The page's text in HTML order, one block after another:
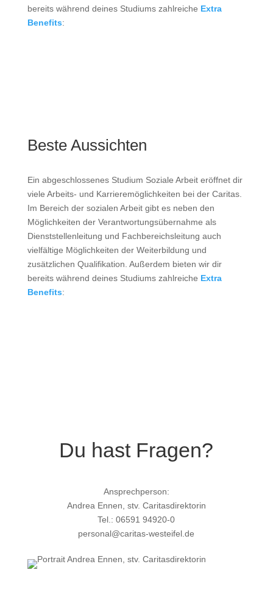
bereits während deines Studiums zahlreiche Extra
Benefits:
Beste Aussichten
Ein abgeschlossenes Studium Soziale Arbeit eröffnet dir
viele Arbeits- und Karrieremöglichkeiten bei der Caritas.
Im Bereich der sozialen Arbeit gibt es neben den
Möglichkeiten der Verantwortungsübernahme als
Dienststellenleitung und Fachbereichsleitung auch
vielfältige Möglichkeiten der Weiterbildung und
zusätzlichen Qualifikation. Außerdem bieten wir dir
bereits während deines Studiums zahlreiche Extra
Benefits:
Du hast Fragen?
Ansprechperson:
Andrea Ennen, stv. Caritasdirektorin
Tel.: 06591 94920-0
personal@caritas-westeifel.de